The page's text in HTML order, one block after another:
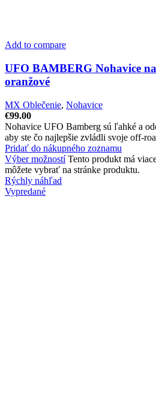
Add to compare
UFO BAMBERG Nohavice
oranžové
MX Oblečenie, Nohavice
€99.00
Nohavice UFO Bamberg sú ľahké a
aby ste čo najlepšie zvládli svoje off-
Pridať do nákupného zoznamu
Výber možností Tento produkt má
môžete vybrať na stránke produktu.
Rýchly náhľad
Vypredané